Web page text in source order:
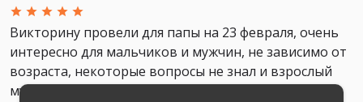
Викторину провели для папы на 23 февраля, очень
интересно для мальчиков и мужчин, не зависимо от
возраста, некоторые вопросы не знал и взрослый
мужчина) спасибо, понравилось!